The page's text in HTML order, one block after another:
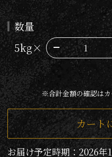
数量
5kg×
※合計金額の確認は
カート
お届け予定時期：2026年